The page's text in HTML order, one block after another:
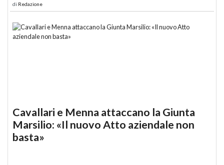
di Redazione
Cavallari e Menna attaccano la Giunta
Marsilio: «Il nuovo Atto aziendale non
basta»